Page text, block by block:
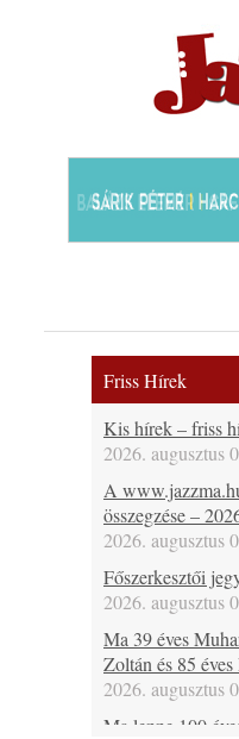
Friss Hírek
Kis hírek – friss
2026. augusztus
A
összegzése –
2026. augusztus
Főszerkesztői
2026. augusztus
Ma 39 éves
Zoltán és 85
2026. augusztus
Ma lenne 100